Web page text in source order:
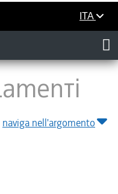
ITA
naviga nell'argomento